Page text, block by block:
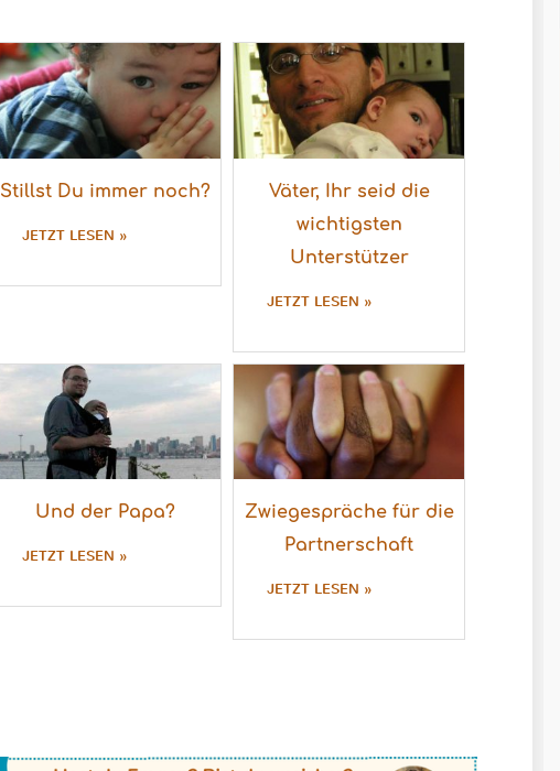
Stillst Du immer noch?
JETZT LESEN »
Väter, Ihr seid die
wichtigsten
Unterstützer
JETZT LESEN »
Und der Papa?
JETZT LESEN »
Zwiegespräche für die
Partnerschaft
JETZT LESEN »